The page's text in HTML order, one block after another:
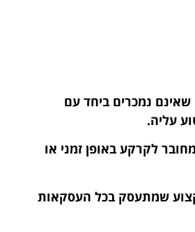
נמכרים ביחד עם
עליה.
לקרקע באופן זמני או
שמתעסק בכל העסקאות